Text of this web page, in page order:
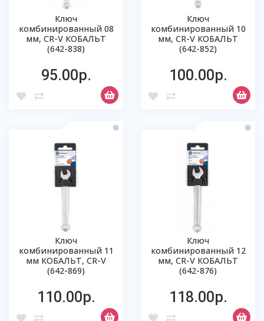
Ключ
комбинированный 08
мм, CR-V КОБАЛЬТ
(642-838)
95.00р.
Ключ
комбинированный 10
мм, CR-V КОБАЛЬТ
(642-852)
100.00р.
Ключ
комбинированный 11
мм КОБАЛЬТ, CR-V
(642-869)
110.00р.
Ключ
комбинированный 12
мм, CR-V КОБАЛЬТ
(642-876)
118.00р.